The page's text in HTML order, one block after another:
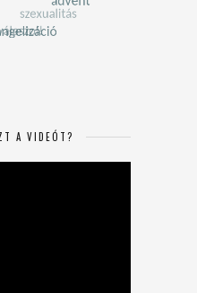
A VIDEÓT?